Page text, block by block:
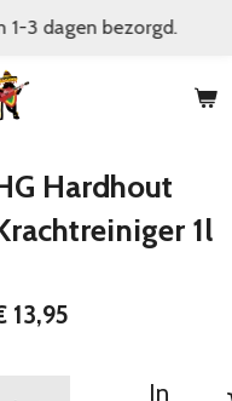
1-3 dagen bezorgd.
Hardhout
1l
13,95
In